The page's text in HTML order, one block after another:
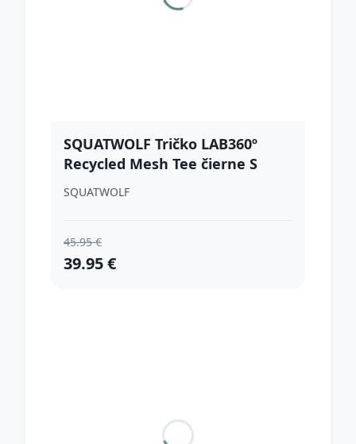
SQUATWOLF Tričko LAB360º
Recycled Mesh Tee čierne S
SQUATWOLF
45.95 €
39.95 €